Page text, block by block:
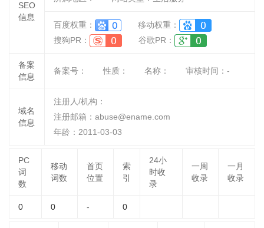
SEO
信息
百度权重：
移动权重：
搜狗PR：
谷歌PR：
备案
信息
备案号： 性质： 名称： 审核时间： -
域名
信息
注册人/机构：
注册邮箱：abuse@ename.com
年龄：2011-03-03
PC
词
数
移动
词数
首页
位置
索
引
24小
时收
录
一周
收录
一月
收录
0 0 - 0